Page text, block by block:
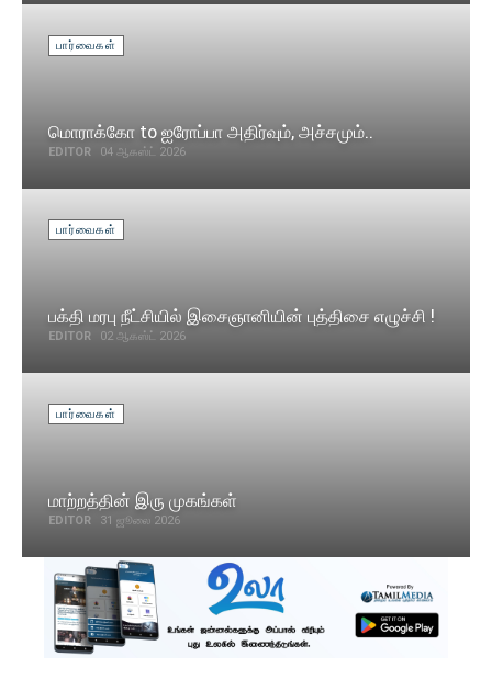
பார்வைகள்
மொராக்கோ to ஐரோப்பா அதிர்வும், அச்சமும்..
EDITOR 04 ஆகஸ்ட் 2026
பார்வைகள்
பக்தி மரபு நீட்சியில் இசைஞானியின் புத்திசை எழுச்சி !
EDITOR 02 ஆகஸ்ட் 2026
பார்வைகள்
மாற்றத்தின் இரு முகங்கள்
EDITOR 31 ஜூலை 2026